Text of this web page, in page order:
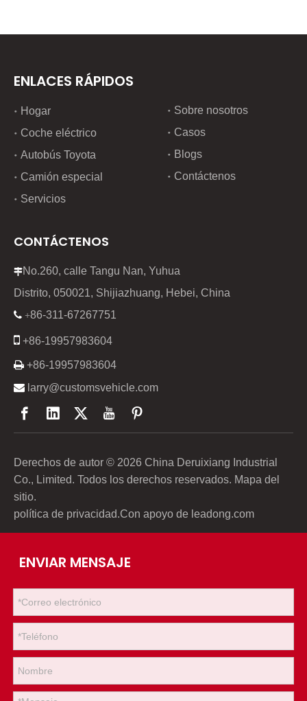
ENLACES RÁPIDOS
Hogar
Coche eléctrico
Autobús Toyota
Camión especial
Servicios
Sobre nosotros
Casos
Blogs
Contáctenos
CONTÁCTENOS
No.260, calle Tangu Nan, Yuhua
Distrito, 050021, Shijiazhuang, Hebei, China
 +86-311-67267751
 +86-19957983604
 +86-19957983604
 larry@customsvehicle.com
Derechos de autor © 2026 China Deruixiang Industrial
Co., Limited. Todos los derechos reservados. Mapa del
sitio.
política de privacidad.Con apoyo de leadong.com
ENVIAR MENSAJE